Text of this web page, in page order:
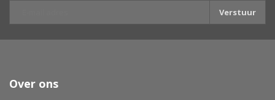
Verstuur
Over ons